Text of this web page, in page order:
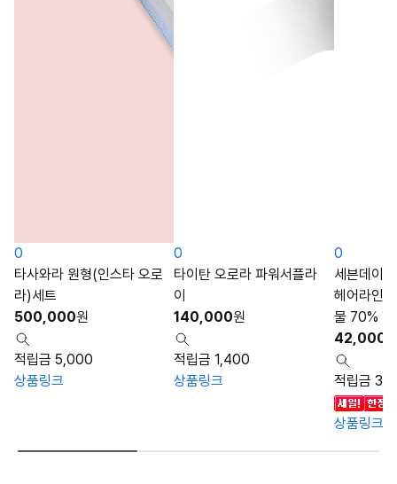
0
타사와라 원형(인스타 오로
라)세트
500,000원
적립금 5,000
상품링크
0
타이탄 오로라 파워서플라
이
140,000원
적립금 1,400
상품링크
0
세븐데이
헤어라인/
물 70% 함
42,000
적립금
상품링크